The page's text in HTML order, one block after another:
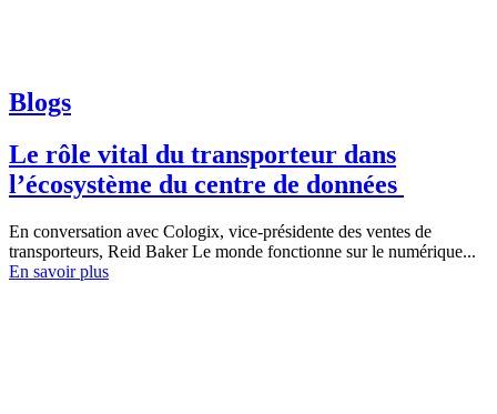
Blogs
Le rôle vital du transporteur dans
l’écosystème du centre de données
En conversation avec Cologix, vice-présidente des ventes de
transporteurs, Reid Baker Le monde fonctionne sur le numérique...
En savoir plus